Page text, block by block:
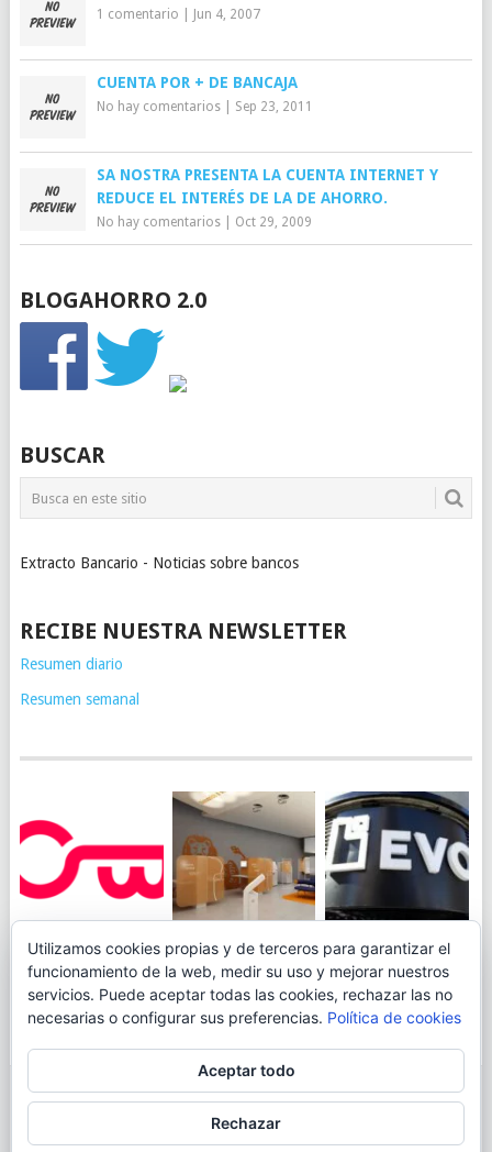
1 comentario Jun 4, 2007
CUENTA POR + DE BANCAJA
No hay comentarios| Sep 23, 2011
SA NOSTRA PRESENTA LA CUENTA INTERNET Y
REDUCE EL INTERÉS DE LA DE AHORRO.
No hay comentarios| Oct 29, 2009
BLOGAHORRO 2.0
BUSCAR
Extracto Bancario - Noticias sobre bancos
RECIBE NUESTRA NEWSLETTER
Resumen diario
Resumen semanal
JUEGA AL
CANICÓDROMO
DIGITAL DE
OPENBANK
ING TOCA SUELO EN
LA RENTABILIDAD
DE SU CUENTA
NARANJA: 0,01% TAE
EVO BANK
PERMITIRÁ
INGRESAR DINERO
DESDE LAS OFICINAS
© 2026BLOGAHORRO.
CONTACTA CON EL AUTOR
Utilizamos cookies propias y de terceros para garantizar el
funcionamiento de la web, medir su uso y mejorar nuestros
servicios. Puede aceptar todas las cookies, rechazar las no
necesarias o configurar sus preferencias. Política de cookies
Aceptar todo
Rechazar